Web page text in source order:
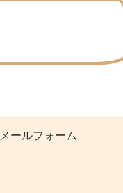
ールフォーム